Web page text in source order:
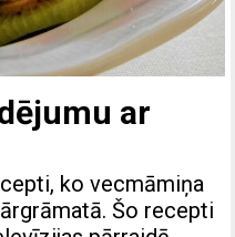
ar
ko vecmāmiņa
Šo recepti